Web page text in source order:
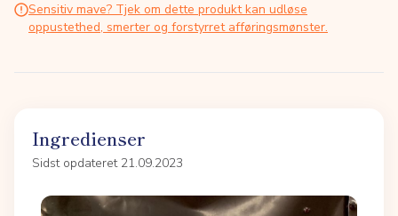
Sensitiv mave? Tjek om dette produkt kan udløse
oppustethed, smerter og forstyrret afføringsmønster.
Ingredienser
Sidst opdateret 21.09.2023